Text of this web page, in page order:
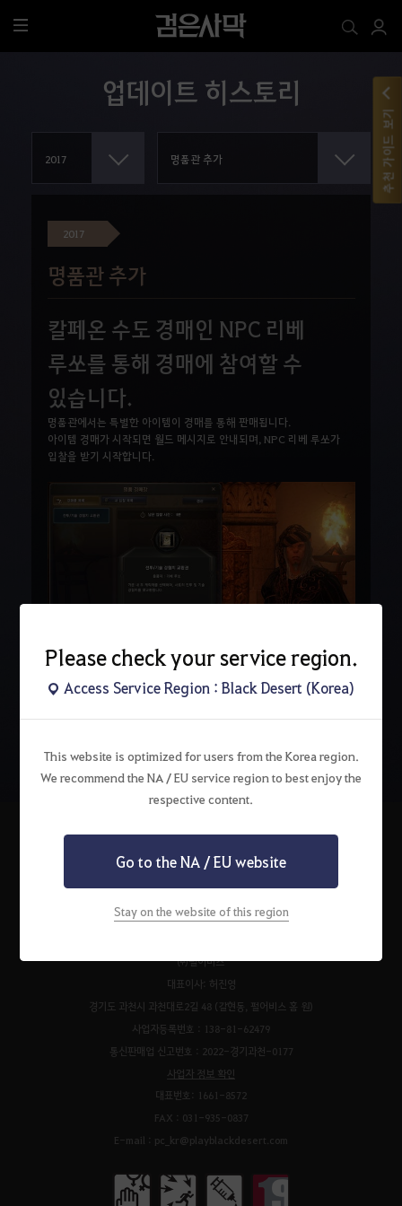
Please check your service region.
Access Service Region : Black Desert (Korea)
This website is optimized for users from the Korea region.
We recommend the NA / EU service region to best enjoy the
respective content.
Go to the NA / EU website
Stay on the website of this region
전
체
업데이트 히스토리
2017
명품관 추가
칼페온 수도 경매인 NPC 리베
루쏘를 통해 경매에 참여할 수
있습니다.
명품관에서는 특별한 아이템이 경매를 통해 판매됩니다.
아이템 경매가 시작되면 월드 메시지로 안내되며, NPC 리베 루쏘가
입찰을 받기 시작합니다.
검
펄어비스 서비스 이용약관 개인정보처리방침
쿠키 정책
㈜펄어비스
대표이사: 허진영
경기도 과천시 과천대로2길 48 (갈현동, 펄어비스 홈 원)
사업자등록번호 : 138-81-62479
통신판매업 신고번호 : 2022-경기과천-0177
사업자 정보 확인
대표번호: 1661-8572
FAX : 031-935-0837
E-mail : pc_kr@playblackdesert.com
추천 가이드 보기